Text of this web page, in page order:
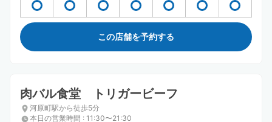
この店舗を予約する
肉バル食堂 トリガービーフ
河原町駅から徒歩5分
本日の営業時間 : 11:30〜21:30